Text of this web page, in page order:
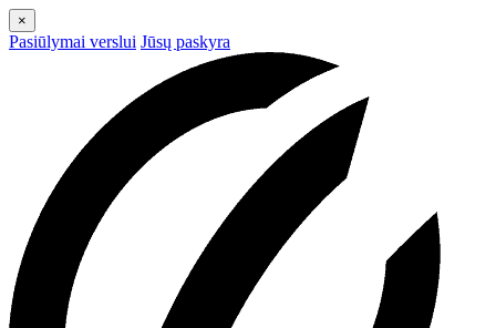
×
Pasiūlymai verslui Jūsų paskyra